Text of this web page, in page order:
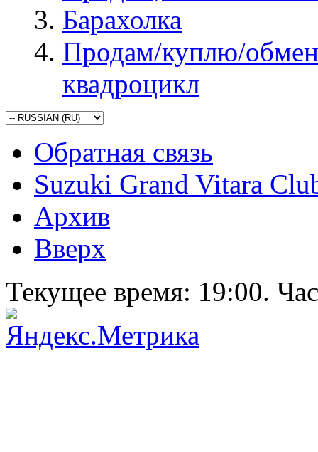
Барахолка
Продам/куплю/
квадроцикл
Обратная связь
Suzuki Grand Vitara
Архив
Вверх
Текущее время: 19:00.